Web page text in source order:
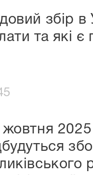
збір в
та які є
жовтня